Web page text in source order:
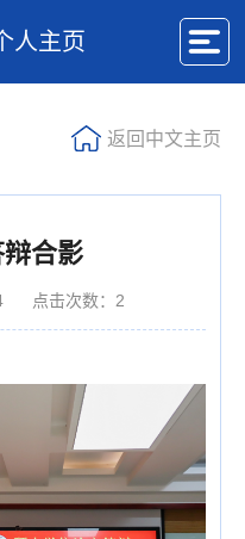
人主页
返回中文主页
合影
点击次数： 2